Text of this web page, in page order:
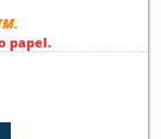
papel.